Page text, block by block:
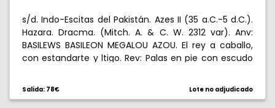
s/d. Indo-Escitas del Pakistán. Azes II (35 a.C.-5 d.C.).
Hazara. Dracma. (Mitch. A. & C. W. 2312 var). Anv:
BASILEWS BASILEON MEGALOU AZOU. El rey a caballo,
con estandarte y ltigo. Rev: Palas en pie con escudo
alrededor leyenda karosti. 2,11 g. EBC.
Salida: 78€ Lote no adjudicado